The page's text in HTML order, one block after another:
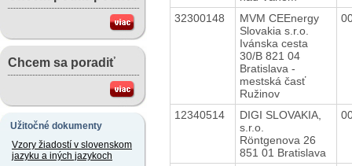
Chcem sa poradiť
Užitočné dokumenty
Vzory žiadostí v slovenskom
jazyku a iných jazykoch
32300148
MVM CEEnergy
Slovakia s.r.o.
Ivánska cesta
30/B 821 04
Bratislava -
mestská časť
Ružinov
12340514
DIGI SLOVAKIA,
s.r.o.
Röntgenova 26
851 01 Bratislava